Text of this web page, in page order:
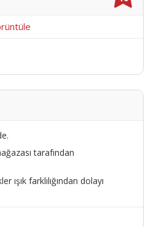
tarafından
ışık farklılığından dolayı